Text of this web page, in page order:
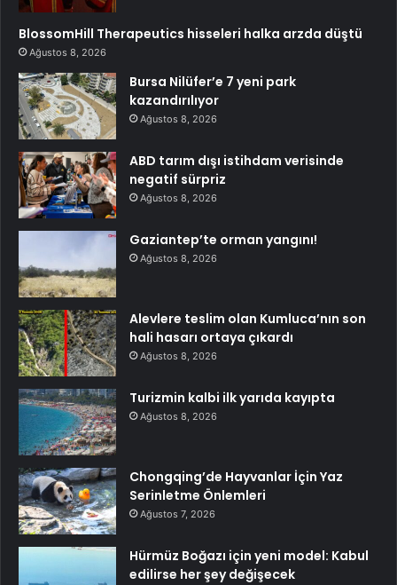
BlossomHill Therapeutics hisseleri halka arzda düştü
Ağustos 8, 2026
Bursa Nilüfer’e 7 yeni park
kazandırılıyor
Ağustos 8, 2026
ABD tarım dışı istihdam verisinde
negatif sürpriz
Ağustos 8, 2026
Gaziantep’te orman yangını!
Ağustos 8, 2026
Alevlere teslim olan Kumluca’nın son
hali hasarı ortaya çıkardı
Ağustos 8, 2026
Turizmin kalbi ilk yarıda kayıpta
Ağustos 8, 2026
Chongqing’de Hayvanlar İçin Yaz
Serinletme Önlemleri
Ağustos 7, 2026
Hürmüz Boğazı için yeni model: Kabul
edilirse her şey değişecek